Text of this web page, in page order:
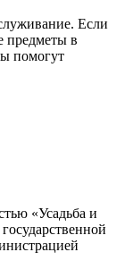
Если
предметы в
помогут
«Усадьба и